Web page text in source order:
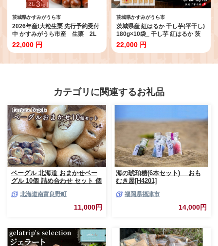
茨城県かすみがうら市
2026年産!大粒生栗 先行予約受付
中 かすみがうら市産 生栗 2L
サイズ 3kg_栗 くり 茨城県 かすみ
がうら市 秋の味覚 美味しい 人気
22,000 円
茨城県かすみがうら市
茨城県産 紅はるか 干し芋(平干し)
180g×10袋_ 干し芋 紅はるか 茨
城 干しいも ほしいも 芋 平干し 国
産 無着色 べにはるか おやつ お菓
袋 しっとり 半生 贈答 ギフト プレ
22,000 円
カテゴリに関連するお礼品
ベーグル 北海道 おまかせベー
グル 10個 詰め合わせ セット 個
酵母 天然酵母パン ナッツ チョ
コ チーズ レーズン いちじく ベ
ーコン ソーセージ キャラメル
北海道南富良野町
11,000円
海の琥珀糖(6本セット) おも
むき屋[H4201]
福岡県福津市
14,000円